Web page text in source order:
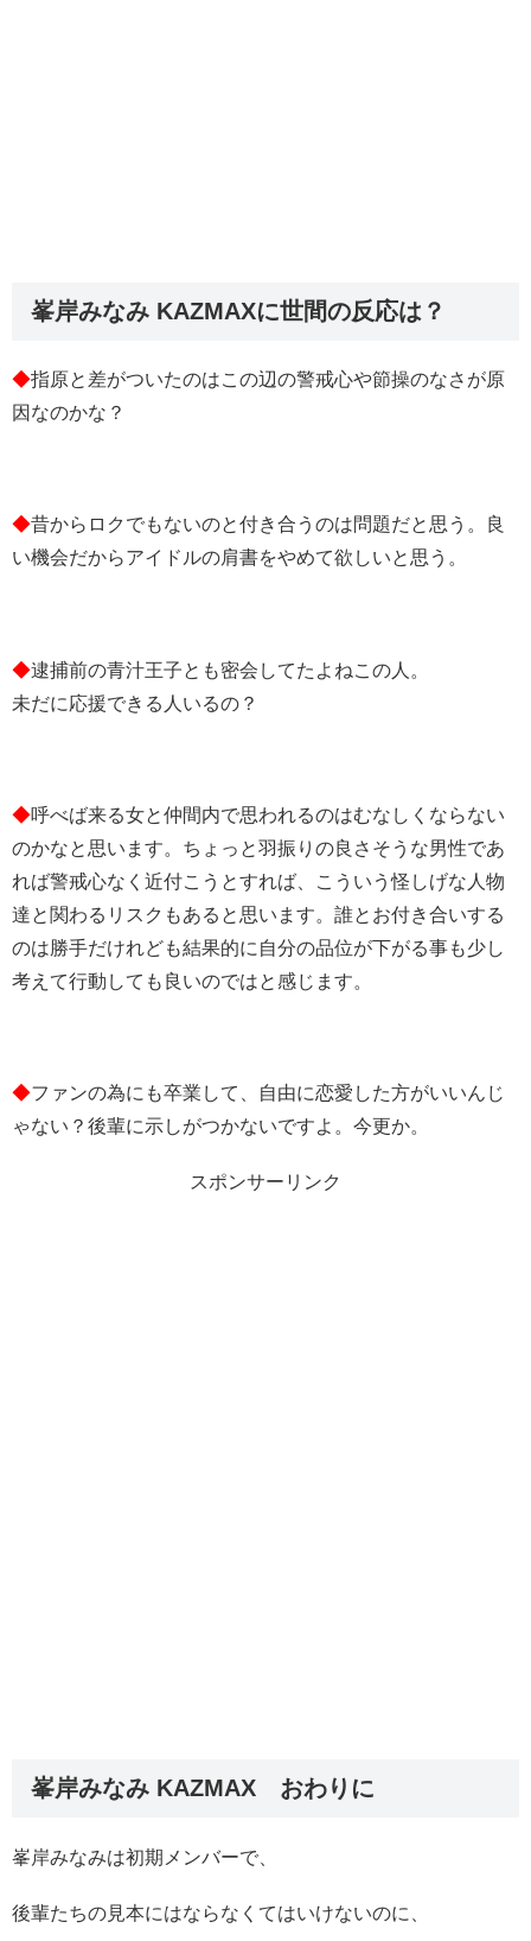
峯岸みなみ KAZMAXに世間の反応は？
◆指原と差がついたのはこの辺の警戒心や節操のなさが原
因なのかな？
◆昔からロクでもないのと付き合うのは問題だと思う。良
い機会だからアイドルの肩書をやめて欲しいと思う。
◆逮捕前の青汁王子とも密会してたよねこの人。
未だに応援できる人いるの？
◆呼べば来る女と仲間内で思われるのはむなしくならない
のかなと思います。ちょっと羽振りの良さそうな男性であ
れば警戒心なく近付こうとすれば、こういう怪しげな人物
達と関わるリスクもあると思います。誰とお付き合いする
のは勝手だけれども結果的に自分の品位が下がる事も少し
考えて行動しても良いのではと感じます。
◆ファンの為にも卒業して、自由に恋愛した方がいいんじ
ゃない？後輩に示しがつかないですよ。今更か。
スポンサーリンク
峯岸みなみ KAZMAX おわりに
峯岸みなみは初期メンバーで、
後輩たちの見本にはならなくてはいけないのに、